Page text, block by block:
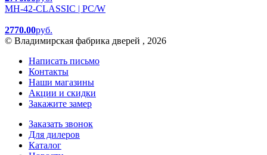
MH-42-CLASSIC | PC/W
2770.00руб.
© Владимирская фабрика дверей , 2026
Написать письмо
Контакты
Наши магазины
Акции и скидки
Закажите замер
Заказать звонок
Для дилеров
Каталог